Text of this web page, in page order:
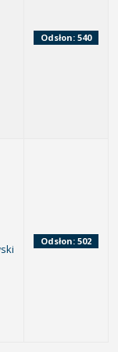
Odsłon: 540
Odsłon: 502